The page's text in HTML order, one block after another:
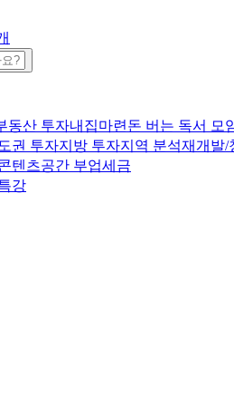
동산 투자내집마련 돈 버는 독서 모
권 투자지방 투자지역 분석재개발/
텐츠공간 부업세금
강